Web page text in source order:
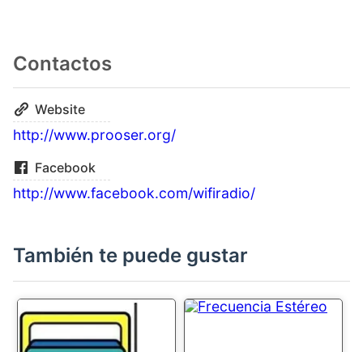
Contactos
Website
http://www.prooser.org/
Facebook
http://www.facebook.com/wifiradio/
También te puede gustar